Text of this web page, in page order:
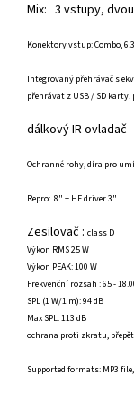
Mix: 3 vstupy,
Konektory vstup: Combo,
Integrovaný přehrávač s
přehrávat z USB / SD
dálkový IR ovladač
Ochranné rohy, díra pro
Repro: 8" + HF driver 3"
Zesilovač : class D
Výkon RMS 25 W
Výkon PEAK: 100 W
Frekvenční rozsah : 65 -
SPL (1 W/1 m): 94 dB
Max SPL: 113 dB
ochrana proti zkratu,
Supported formats: MP3 file,